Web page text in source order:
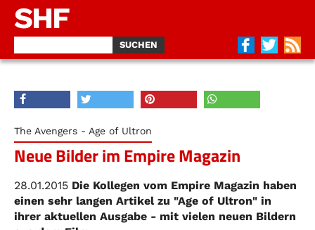
SHF
The Avengers - Age of Ultron
Neue Bilder im Empire Magazin
28.01.2015 Die Kollegen vom Empire Magazin haben
einen sehr langen Artikel zu "Age of Ultron" in
ihrer aktuellen Ausgabe - mit vielen neuen Bildern